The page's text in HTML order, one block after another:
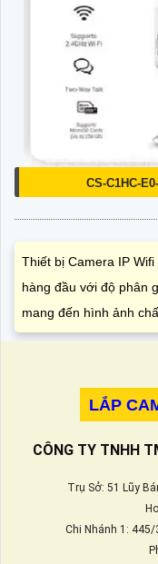
CS-C1HC-
Thiết bị Camera IP
hàng đầu với độ phân
mang đến hình ảnh
LẮP
CÔNG TY TNHH
Trụ Sở: 51 Lũy
Chi Nhánh 1: